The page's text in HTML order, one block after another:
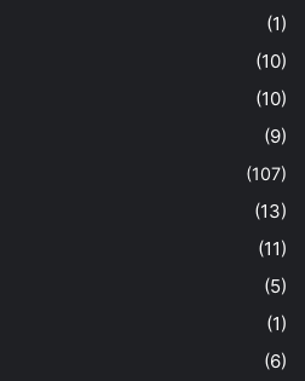
(1)
(10)
(10)
(9)
(107)
(13)
(11)
(5)
(1)
(6)